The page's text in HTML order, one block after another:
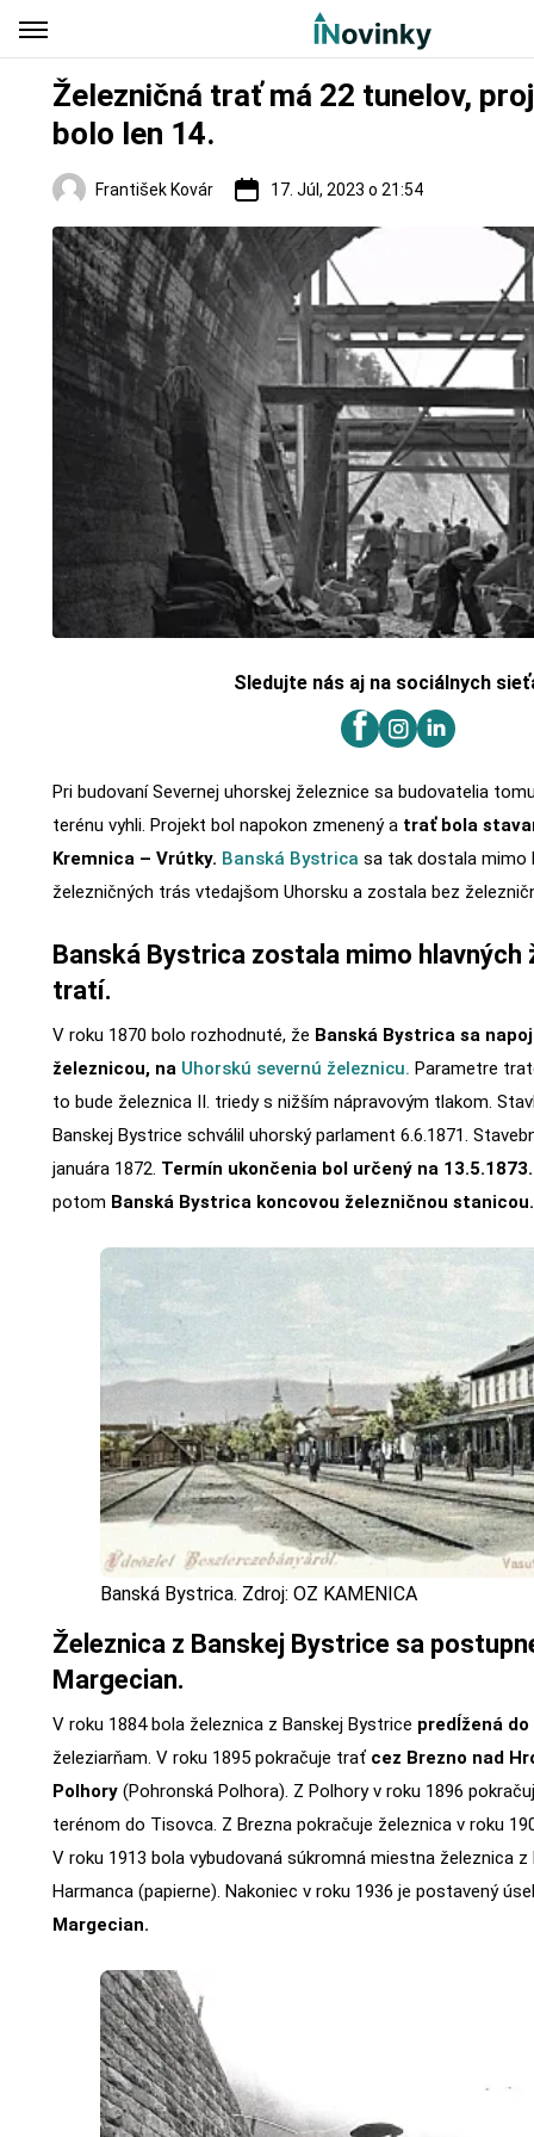
Železničná trať má 22 tunelov,
bolo len 14.
František Kovár 17. Júl, 2023 o 21:54
Regióny
Sledujte nás aj na sociálnych
Pri budovaní Severnej uhorskej železnice sa budovatelia
terénu vyhli. Projekt bol napokon zmenený a trať bola
Kremnica – Vrútky. Banská Bystrica sa tak dostala mimo
železničných trás vtedajšom Uhorsku a zostala bez
Banská Bystrica zostala mimo hlavných
tratí.
V roku 1870 bolo rozhodnuté, že Banská Bystrica sa
železnicou, na Uhorskú severnú železnicu. Parametre
to bude železnica II. triedy s nižším nápravovým tlakom.
Banskej Bystrice schválil uhorský parlament 6.6.1871.
januára 1872. Termín ukončenia bol určený na
potom Banská Bystrica koncovou železničnou stanicou.
Banská Bystrica. Zdroj: OZ KAMENICA
Železnica z Banskej Bystrice sa
Margecian.
V roku 1884 bola železnica z Banskej Bystrice predĺžená
železiarňam. V roku 1895 pokračuje trať cez Brezno nad
Polhory(Pohronská Polhora). Z Polhory v roku 1896
terénom do Tisovca. Z Brezna pokračuje železnica v roku
V roku 1913 bola vybudovaná súkromná miestna železnica
Harmanca (papierne). Nakoniec v roku 1936 je postavený
Margecian.